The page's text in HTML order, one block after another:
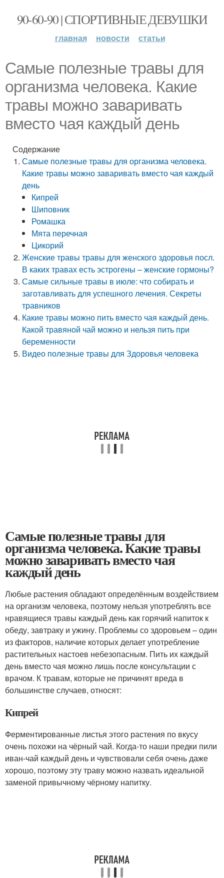
90-60-90 | СПОРТИВНЫЕ ДЕВУШКИ
главная новости статьи
Самые полезные травы для
организма человека. Какие
травы можно заваривать
вместо чая каждый день
Содержание
Самые полезные травы для организма человека.
Какие травы можно заваривать вместо чая каждый
день
Кипрей
Шиповник
Ромашка
Мята перечная
Цикорий
Женские травы травы для женского здоровья посл.
В каких травах есть эстрогены – женские гормоны?
Самые сильные травы в июле: что собирать и
заготавливать для успешного лечения. Секреты
травников
Какие травы можно пить вместо чая каждый день.
Какой травяной чай можно и нельзя пить при
беременности
Видео полезные травы для Здоровья человека
Самые полезные травы для
организма человека. Какие травы
можно заваривать вместо чая
каждый день
Любые растения обладают определённым воздействием
на организм человека, поэтому нельзя употреблять все
нравящиеся травы каждый день как горячий напиток к
обеду, завтраку и ужину. Проблемы со здоровьем – один
из факторов, наличие которых делает употребление
растительных настоев небезопасным. Пить их каждый
день вместо чая можно лишь после консультации с
врачом. К травам, которые не причинят вреда в
большинстве случаев, относят:
Кипрей
Ферментированные листья этого растения по вкусу
очень похожи на чёрный чай. Когда-то наши предки пили
иван-чай каждый день и чувствовали себя очень даже
хорошо, поэтому эту траву можно назвать идеальной
заменой привычному чёрному напитку.